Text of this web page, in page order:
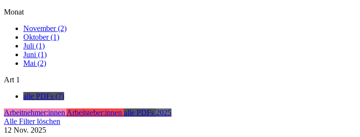
Monat
November (2)
Oktober (1)
Juli (1)
Juni (1)
Mai (2)
Art 1
alle PDFs (7)
Arbeitnehmer:innen Arbeitgeber:innen alle PDFs 2025
Alle Filter löschen
12 Nov. 2025